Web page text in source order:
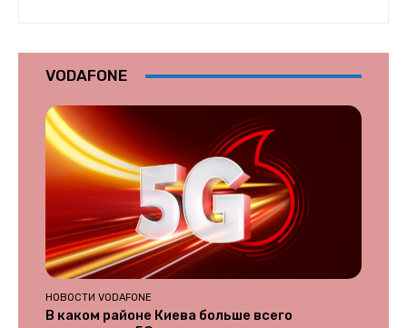
VODAFONE
НОВОСТИ VODAFONE
В каком районе Киева больше всего